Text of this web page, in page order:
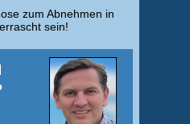
zum Abnehmen in
sein!